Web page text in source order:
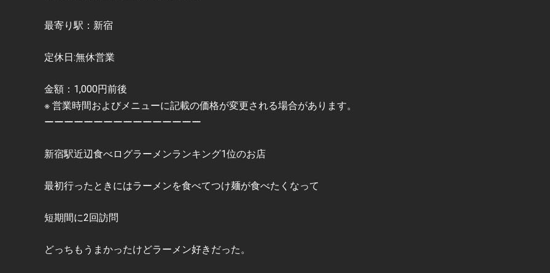
最寄り駅：新宿
定休日:無休営業
金額：1,000円前後
※ 営業時間およびメニューに記載の価格が変更される場合があります。
ーーーーーーーーーーーーーーーー
新宿駅近辺食べログラーメンランキング1位のお店
最初行ったときにはラーメンを食べてつけ麺が食べたくなって
短期間に2回訪問
どっちもうまかったけどラーメン好きだった。